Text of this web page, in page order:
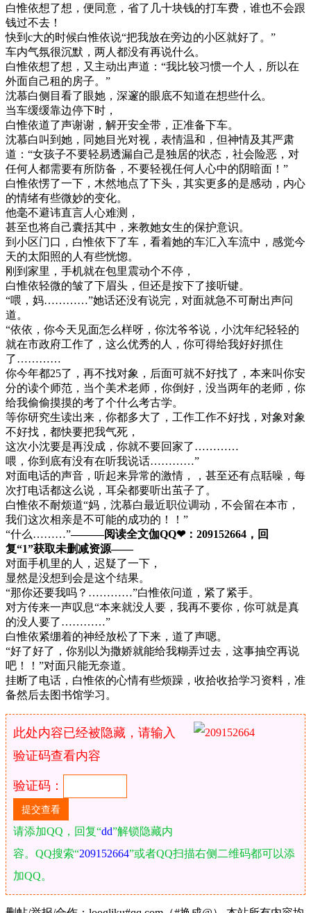
白惟依想了想，便同意，省了几十块钱的打车费，谁也不会跟
钱过不去！
快到c大的时候白惟依说“把我放在旁边的小区就好了。”
车内气氛很沉默，两人都没有再说什么。
白惟依想了想，又主动出声道：“我比较习惯一个人，所以在
外面自己租的房子。”
沈慕白侧目看了眼她，深邃的眼底不知道在想些什么。
当车缓缓靠边停下时，
白惟依道了声谢谢，解开安全带，正准备下车。
沈慕白叫到她，同她目光对视，表情温和，但神情及其严肃
道：“女孩子不要轻易透漏自己是独居的状态，社会险恶，对
任何人都需要有所防备，不要轻视任何人心中的阴暗面！”
白惟依愣了一下，木然地点了下头，其实更多的是感动，内心
的情绪有些微妙的变化。
他毫不避讳直言人心难测，
甚至也将自己囊括其中，来教她女生的保护意识。
到小区门口，白惟依下了车，看着她的车汇入车流中，感觉今
天的太阳照的人有些恍惚。
刚到家里，手机就在包里震动个不停，
白惟依轻微的皱了下眉头，但还是按下了接听键。
“喂，妈…………”她话还没有说完，对面就急不可耐出声问
道。
“依依，你今天见面怎么样呀，你沈爷爷说，小沈年纪轻轻的
就在市政府工作了，这么优秀的人，你可得给我好好抓住
了…………
你今年都25了，再不找对象，后面可就不好找了，本来叫你安
分的读个师范，当个美术老师，你倒好，没当两年的老师，你
给我偷偷摸摸的考了个什么考古学。
等你研究生读出来，你都多大了，工作工作不好找，对象对象
不好找，都快要把我气死，
这次小沈要是再没成，你就不要回家了…………
喂，你到底有没有在听我说话…………”
对面电话的声音，听起来异常的激情，，甚至还有点聒噪，每
次打电话都这么说，耳朵都要听出茧子了。
白惟依不耐烦道“妈，沈慕白最近职位调动，不会留在本市，
我们这次相亲是不可能的成功的！！”
“什么………”———阅读全文伽QQ❤：209152664，回
复“1”获取未删减资源—​​​​—
对面手机里的人，迟疑了一下，
显然是没想到会是这个结果。
“那你还要我吗？…………”白惟依问道，紧了紧手。
对方传来一声叹息“本来就没人要，我再不要你，你可就是真
的没人要了…………”
白惟依紧绷着的神经放松了下来，道了声嗯。
“好了好了，你别以为撒娇就能给我糊弄过去，这事抽空再说
吧！！”对面只能无奈道。
挂断了电话，白惟依的心情有些烦躁，收拾收拾学习资料，准
备然后去图书馆学习。
此处内容已经被隐藏，请输入
验证码查看内容
验证码：
请添加QQ，回复“dd”解锁隐藏内
容。QQ搜索“209152664”或者QQ扫描右侧二维码都可以添
加QQ。